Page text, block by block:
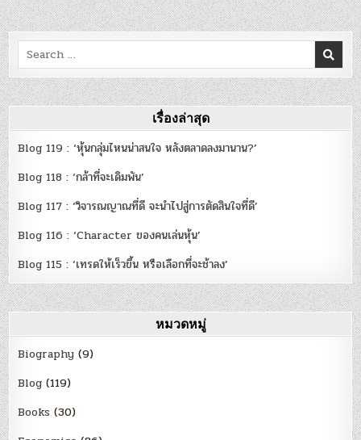
Search
for:
เรื่องล่าสุด
Blog 119 : ‘หุ้นกลุ่มไหนน่าสนใจ หลังตลาดลงมานาน?’
Blog 118 : ‘กล้าที่จะเดิมพัน’
Blog 117 : ‘วิจารณญาณที่ดี จะนำไปสู่การตัดสินใจที่ดี’
Blog 116 : ‘Character ของคนเล่นหุ้น’
Blog 115 : ‘เทรดให้เร็วขึ้น หรือเลือกที่จะช้าลง’
หมวดหมู่
Biography (9)
Blog (119)
Books (30)